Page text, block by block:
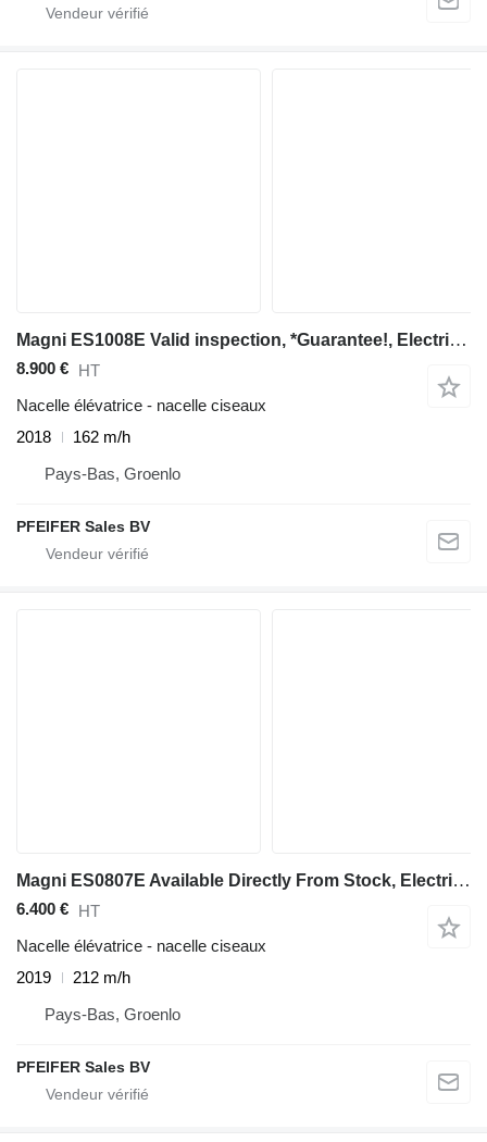
Magni ES1008E Valid inspection, *Guarantee!, Electric, 1
8.900 € HT
Nacelle élévatrice - nacelle ciseaux
2018
162 m/h
Pays-Bas, Groenlo
PFEIFER Sales BV
Magni ES0807E Available Directly From Stock, Electric, 7
6.400 € HT
Nacelle élévatrice - nacelle ciseaux
2019
212 m/h
Pays-Bas, Groenlo
PFEIFER Sales BV